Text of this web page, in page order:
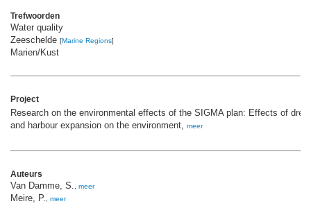
Trefwoorden
Water quality
Zeeschelde [Marine Regions]
Marien/Kust
Project
Research on the environmental effects of the SIGMA plan: Effects of
and harbour expansion on the environment,
meer
Auteurs
Van Damme, S. meer
Meire, P. meer